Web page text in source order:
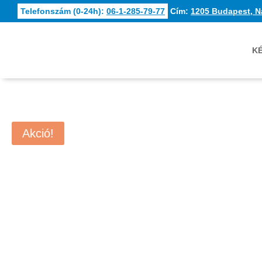
Telefonszám (0-24h): 06-1-285-79-77 Cím: 1205 Budapest,
Akció!